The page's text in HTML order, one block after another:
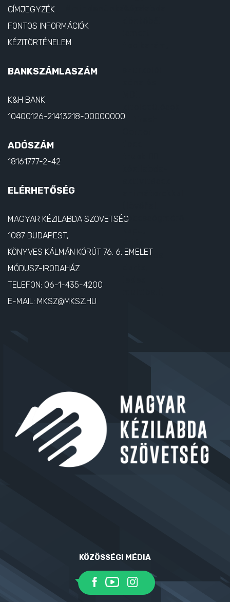
CÍMJEGYZÉK
FONTOS INFORMÁCIÓK
KÉZITÖRTÉNELEM
BANKSZÁMLASZÁM
K&H BANK
10400126-21413218-00000000
ADÓSZÁM
18161777-2-42
ELÉRHETŐSÉG
MAGYAR KÉZILABDA SZÖVETSÉG
1087 BUDAPEST,
KÖNYVES KÁLMÁN KÖRÚT 76. 6. EMELET
MÓDUSZ-IRODAHÁZ
TELEFON: 06-1-435-4200
E-MAIL: MKSZ@MKSZ.HU
KÖZÖSSÉGI MÉDIA